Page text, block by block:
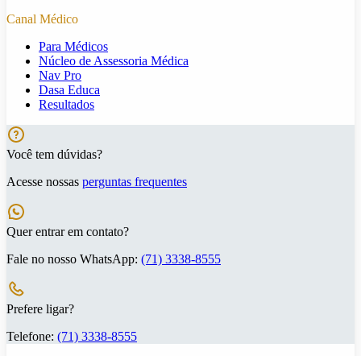
Canal Médico
Para Médicos
Núcleo de Assessoria Médica
Nav Pro
Dasa Educa
Resultados
Você tem dúvidas?
Acesse nossas perguntas frequentes
Quer entrar em contato?
Fale no nosso WhatsApp: (71) 3338-8555
Prefere ligar?
Telefone: (71) 3338-8555